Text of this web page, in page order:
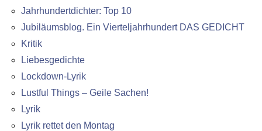
Jahrhundertdichter: Top 10
Jubiläumsblog. Ein Vierteljahrhundert DAS GEDICHT
Kritik
Liebesgedichte
Lockdown-Lyrik
Lustful Things – Geile Sachen!
Lyrik
Lyrik rettet den Montag